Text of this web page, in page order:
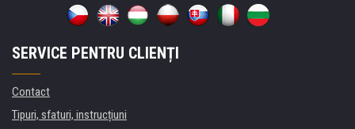
SERVICE PENTRU CLIENȚI
Contact
Tipuri, sfaturi, instrucțiuni